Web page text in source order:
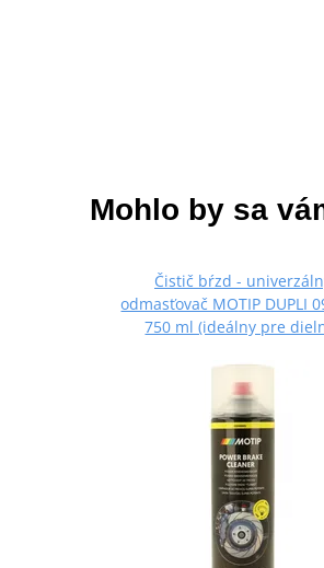
Mohlo by sa
Čistič bŕzd -
odmasťovač MOTIP DUPLI
750 ml (ideálny pre